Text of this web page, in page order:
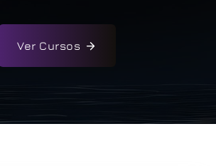
Ver Cursos